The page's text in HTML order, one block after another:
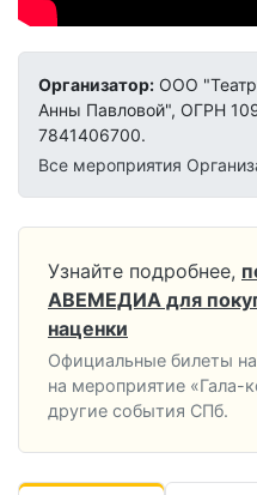
Организатор: ООО "Театр
Анны Павловой", ОГРН
7841406700.
Все мероприятия
Узнайте подробнее,
АВЕМЕДИА для
наценки
Официальные билеты
на мероприятие «Гала-
другие события СПб.